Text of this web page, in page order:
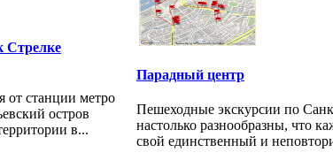
Стрелке
от станции метро
остров
в...
Парадный центр
Пешеходные экскурсии по
настолько разнообразны, что
свой единственный и